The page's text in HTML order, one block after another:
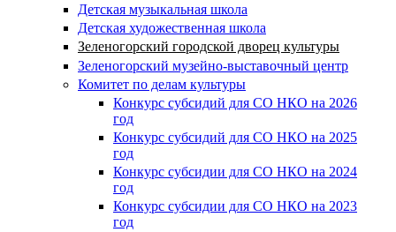
Детская музыкальная школа
Детская художественная школа
Зеленогорский городской дворец культуры
Зеленогорский музейно-выставочный центр
Комитет по делам культуры
Конкурс субсидий для СО НКО на 2026
год
Конкурс субсидий для СО НКО на 2025
год
Конкурс субсидии для СО НКО на 2024
год
Конкурс субсидии для СО НКО на 2023
год